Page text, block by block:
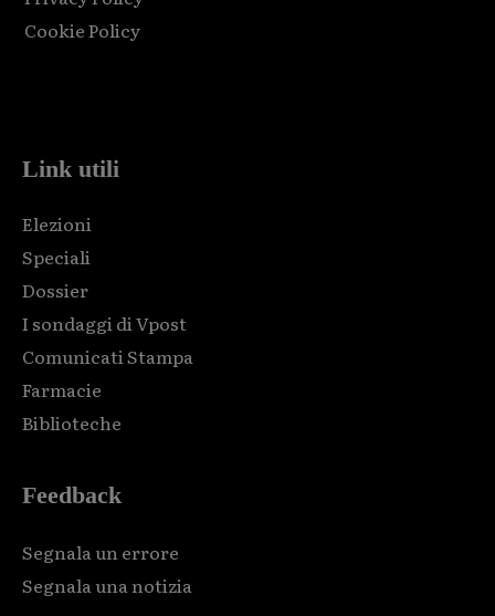
Cookie Policy
Link utili
Elezioni
Speciali
Dossier
I sondaggi di Vpost
Comunicati Stampa
Farmacie
Biblioteche
Feedback
Segnala un errore
Segnala una notizia